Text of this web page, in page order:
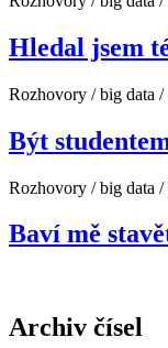
Hledal jsem
Rozhovory / big data
Být
Rozhovory / big data
Baví mě
Archiv čísel